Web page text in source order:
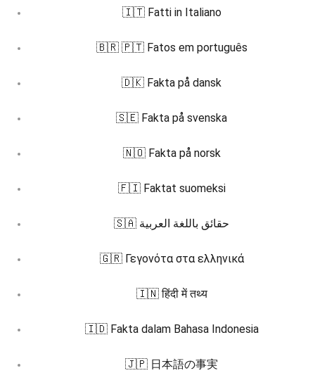
🇮🇹 Fatti in Italiano
🇧🇷 🇵🇹 Fatos em português
🇩🇰 Fakta på dansk
🇸🇪 Fakta på svenska
🇳🇴 Fakta på norsk
🇫🇮 Faktat suomeksi
🇸🇦 حقائق باللغة العربية
🇬🇷 Γεγονότα στα ελληνικά
🇮🇳 हिंदी में तथ्य
🇮🇩 Fakta dalam Bahasa Indonesia
🇯🇵 日本語の事実